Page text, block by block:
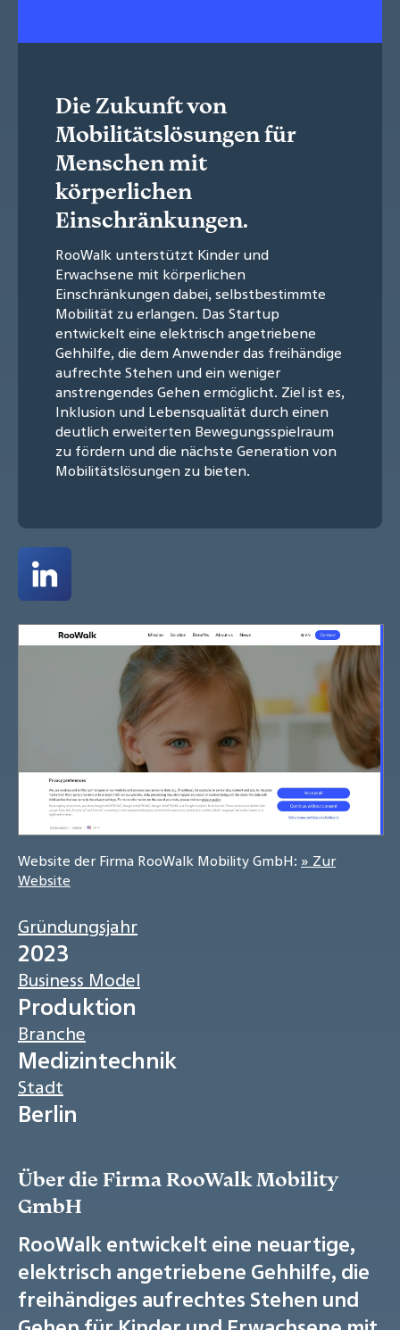
Die Zukunft von
Mobilitätslösungen für
Menschen mit
körperlichen
Einschränkungen.
RooWalk unterstützt Kinder und
Erwachsene mit körperlichen
Einschränkungen dabei, selbstbestimmte
Mobilität zu erlangen. Das Startup
entwickelt eine elektrisch angetriebene
Gehhilfe, die dem Anwender das freihändige
aufrechte Stehen und ein weniger
anstrengendes Gehen ermöglicht. Ziel ist es,
Inklusion und Lebensqualität durch einen
deutlich erweiterten Bewegungsspielraum
zu fördern und die nächste Generation von
Mobilitätslösungen zu bieten.
Website der Firma RooWalk Mobility GmbH: » Zur
Website
Gründungsjahr
2023
Business Model
Produktion
Branche
Medizintechnik
Stadt
Berlin
Über die Firma RooWalk Mobility
GmbH
RooWalk entwickelt eine neuartige,
elektrisch angetriebene Gehhilfe, die
freihändiges aufrechtes Stehen und